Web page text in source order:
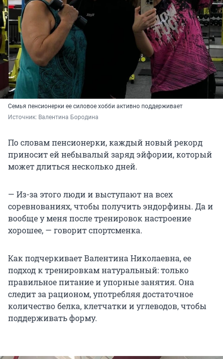
Семья пенсионерки ее силовое хобби активно поддерживает
Источник: Валентина Бородина
По словам пенсионерки, каждый новый рекорд
приносит ей небывалый заряд эйфории, который
может длиться несколько дней.
— Из-за этого люди и выступают на всех
соревнованиях, чтобы получить эндорфины. Да и
вообще у меня после тренировок настроение
хорошее, — говорит спортсменка.
Как подчеркивает Валентина Николаевна, ее
подход к тренировкам натуральный: только
правильное питание и упорные занятия. Она
следит за рационом, употребляя достаточное
количество белка, клетчатки и углеводов, чтобы
поддерживать форму.